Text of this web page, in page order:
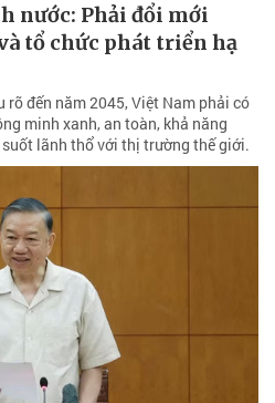
nước: Phải đổi mới
tổ chức phát triển hạ
rõ đến năm 2045, Việt Nam phải có
minh xanh, an toàn, khả năng
lãnh thổ với thị trường thế giới.